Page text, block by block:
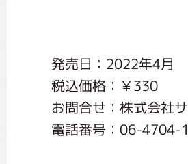
発売日：2022年4月
税込価格：￥330
お問合せ：株式会社
電話番号：06-4704-
くまのがっこう
くまのがっこう